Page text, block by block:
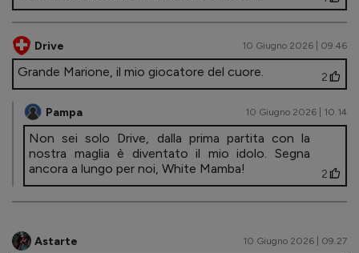
Drive 10 Giugno 2026 | 09.46
Grande Marione, il mio giocatore del cuore. 2
Pampa 10 Giugno 2026 | 10.14
Non sei solo Drive, dalla prima partita con la
nostra maglia è diventato il mio idolo. Segna
ancora a lungo per noi, White Mamba!
2
Astarte 10 Giugno 2026 | 09.27